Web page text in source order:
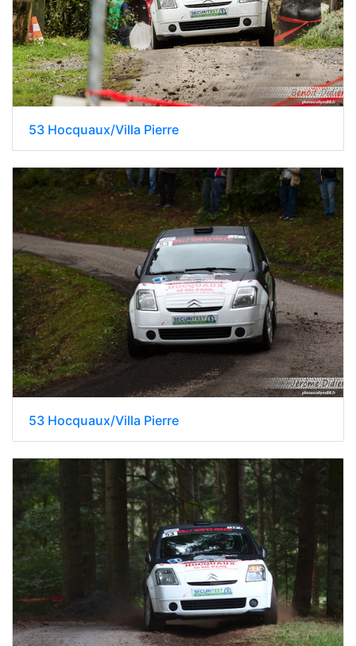
53 Hocquaux/Villa Pierre
53 Hocquaux/Villa Pierre